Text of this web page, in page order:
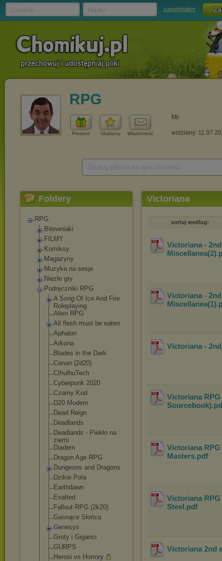
zapomniałem
RPG
Prezent Ulubiony Wiadomość
Mr.
widziany:
Foldery
RPG
Bitewniaki
FILMY
Komiksy
Magazyny
Muzyka na sesje
Niezłe gry
Podręczniki RPG
A Song Of Ice And Fire
Roleplaying
Alien RPG
All flesh must be eaten
Aphalon
Arkona
Blades in the Dark
Conan (2d20)
CthulhuTech
Cyberpunk 2020
Czarny Kod
D20 Modern
Dead Reign
Deadlands
Deadlands - Piekło na
ziemi
Diadem
Dragon Age RPG
Dungeons and Dragons
Dzikie Pola
Earthdawn
Exalted
Fallout RPG (2k20)
Gasnące Słońca
Genesys
Groty i Giganci
GURPS
Herosi vs Horrory
Victoriana
sortuj według:
Victoriana -
Miscellanea(2)
Victoriana -
Miscellanea(1)
Victoriana -
Victoriana
Sourcebook)
Victoriana
Masters.pdf
Victoriana
Steel .pdf
Victoriana 2nd